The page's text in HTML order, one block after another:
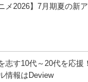
メ2026】7月期夏の新
志す10代～20代を応援
情報はDeview